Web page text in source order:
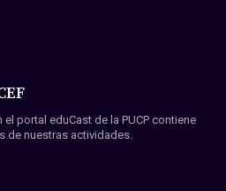
el portal eduCast de la PUCP contiene
nuestras actividades.